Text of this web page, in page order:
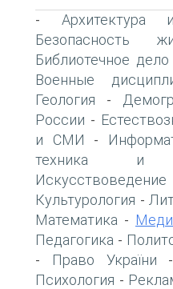
- Архитектура
Безопасность
Библиотечное дело
Военные
Геология -
России -
и СМИ -
техника и
Искусствоведение
Культурология -
Математика -
Педагогика -
- Право України
Психология -